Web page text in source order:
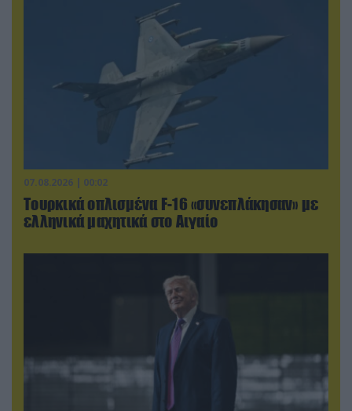
07.08.2026 | 00:02
Τουρκικά οπλισμένα F-16 «συνεπλάκησαν» με
ελληνικά μαχητικά στο Αιγαίο